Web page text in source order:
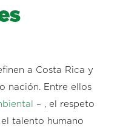
a Costa Rica y
nación. Entre ellos
– , el respeto
talento humano